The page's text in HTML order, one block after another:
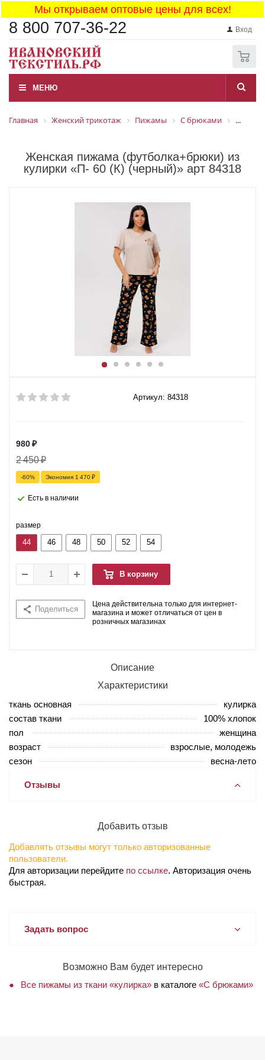
Мы открываем оптовые цены для всех!
8 800 707-36-22 Вход
МЕНЮ
Главная Женский трикотаж Пижамы С брюками ...
Женская пижама (футболка+брюки) из
кулирки «П- 60 (К) (черный)» арт 84318
Артикул: 84318
980₽
2 450₽
-60% Экономия 1 470₽
Есть в наличии
размер
44 46 48 50 52 54
В корзину
Поделиться
Цена действительна только для интернет-
магазина и может отличаться от цен в
розничных магазинах
Описание
Характеристики
ткань основная
кулирка
состав ткани
100% хлопок
пол
женщина
возраст
взрослые, молодежь
сезон
весна-лето
Отзывы
Добавить отзыв
Добавлять отзывы могут только авторизованные
пользователи.
Для авторизации перейдите по ссылке. Авторизация очень
быстрая.
Задать вопрос
Возможно Вам будет интересно
Все пижамы из ткани «кулирка» в каталоге «С брюками»